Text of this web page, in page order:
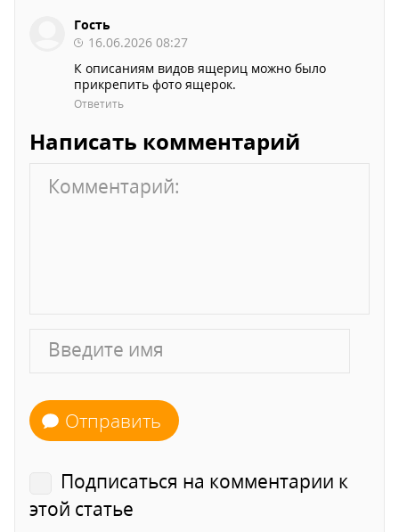
Гость
16.06.2026 08:27
К описаниям видов ящериц можно было
прикрепить фото ящерок.
Ответить
Написать комментарий
Отправить
Подписаться на комментарии к
этой статье